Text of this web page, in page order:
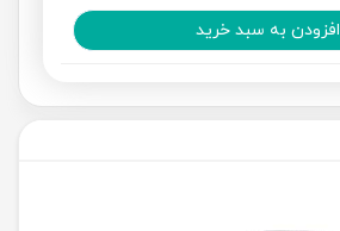
افزودن به سبد خرید